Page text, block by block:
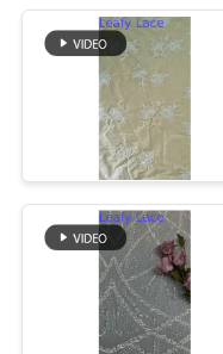
SƠ
ĐỒ
TRANG
CHÍNH
SÁCH
Vải